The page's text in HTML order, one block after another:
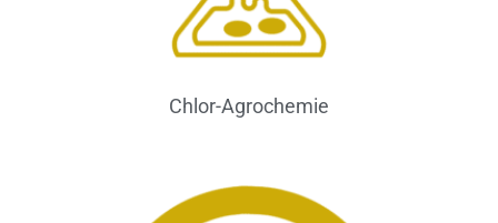
Chlor-Agrochemie